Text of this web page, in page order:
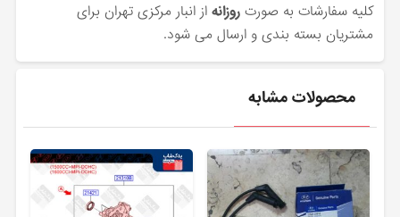
کلیه سفارشات به صورتروزانه از انبار مرکزی تهران برای
مشتریان بسته بندی و ارسال می شود.
محصولات مشابه